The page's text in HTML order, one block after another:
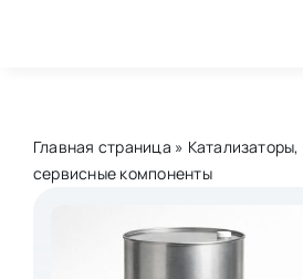
Главная страница »
сервисные компоненты